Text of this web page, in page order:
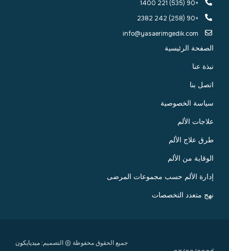
+90 (535) 221 1400
+90 (258) 242 2382
info@yasaerimgedik.com
الصفحة الرئيسية
نبذة عنا
اتصل بنا
سياسة الخصوصية
علاجات الألم
طرق علاج الألم
الوقاية من الألم
إدارة الألم حسب مجموعات المرضى
نهج متعدد التخصصات
جميع الحقوق محفوظة © التصميم:ميديايكون